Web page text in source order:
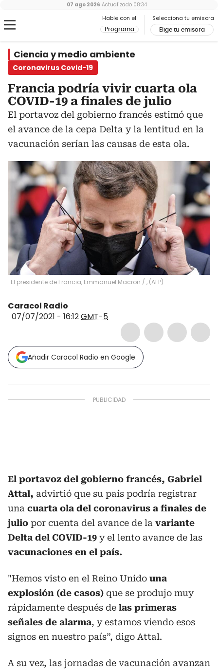
Hable con el
Programa
Selecciona tu emisora
Elige tu emisora
07 ago 2026 Actualizado 08:34
Ciencia y medio ambiente
Coronavirus Covid-19
Francia podría vivir cuarta ola
COVID-19 a finales de julio
El portavoz del gobierno francés estimó que
el avance de la cepa Delta y la lentitud en la
vacunación serían las causas de esta ola.
El presidente de Francia, Emmanuel Macron / , (AFP)
Caracol Radio
07/07/2021 - 16:12GMT-5
Añadir Caracol Radio en Google
El portavoz del gobierno francés, Gabriel
Attal, advirtió que su país podría registrar
una cuarta ola del coronavirus a finales de
julio por cuenta del avance de la variante
Delta del COVID-19 y el lento avance de las
vacunaciones en el país.
"Hemos visto en el Reino Unido una
explosión (de casos) que se produjo muy
rápidamente después de las primeras
señales de alarma, y estamos viendo esos
signos en nuestro país”, digo Attal.
A su vez, las jornadas de vacunación avanzan